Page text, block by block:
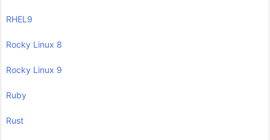
RHEL9
Rocky Linux 8
Rocky Linux 9
Ruby
Rust